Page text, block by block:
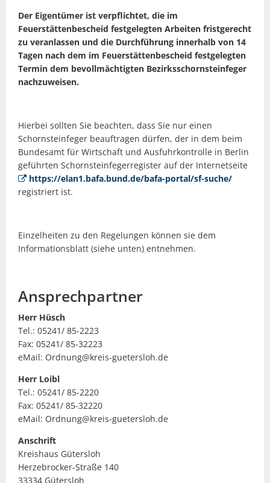
Der Eigentümer ist verpflichtet, die im
Feuerstättenbescheid festgelegten Arbeiten fristgerecht
zu veranlassen und die Durchführung innerhalb von 14
Tagen nach dem im Feuerstättenbescheid festgelegten
Termin dem bevollmächtigten Bezirksschornsteinfeger
nachzuweisen.
Hierbei sollten Sie beachten, dass Sie nur einen
Schornsteinfeger beauftragen dürfen, der in dem beim
Bundesamt für Wirtschaft und Ausfuhrkontrolle in Berlin
geführten Schornsteinfegerregister auf der Internetseite
https://elan1.bafa.bund.de/bafa-portal/sf-suche/
registriert ist.
Einzelheiten zu den Regelungen können sie dem
Informationsblatt (siehe unten) entnehmen.
Ansprechpartner
Herr Hüsch
Tel.: 05241/ 85-2223
Fax: 05241/ 85-32223
eMail: Ordnung@kreis-guetersloh.de
Herr Loibl
Tel.: 05241/ 85-2220
Fax: 05241/ 85-32220
eMail: Ordnung@kreis-guetersloh.de
Anschrift
Kreishaus Gütersloh
Herzebrocker-Straße 140
33334 Gütersloh